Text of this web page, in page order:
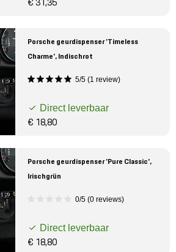
Porsche geurdispenser 'Timeless
Charme', Indischrot
5/5 (1 review)
Direct leverbaar
€ 18,80
Porsche geurdispenser 'Pure Classic',
Irischgrün
0/5 (0 reviews)
Direct leverbaar
€ 18,80